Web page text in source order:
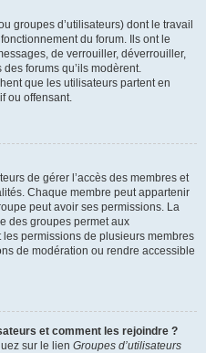
groupes d’utilisateurs) dont le travail
du forum. Ils ont le
de verrouiller, déverrouiller,
forums qu’ils modèrent.
que les utilisateurs partent en
ou offensant.
de gérer l’accès des membres et
Chaque membre peut appartenir
peut avoir ses permissions. La
des groupes permet aux
permissions de plusieurs membres
de modération ou rendre accessible
et comment les rejoindre ?
sur le lien Groupes d’utilisateurs